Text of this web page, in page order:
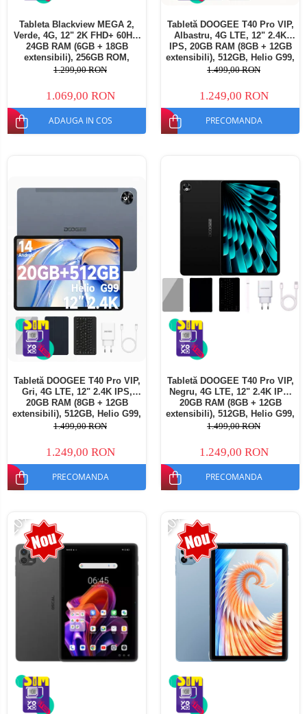
Tableta Blackview MEGA 2,
Verde, 4G, 12" 2K FHD+ 60Hz,
24GB RAM (6GB + 18GB
extensibili), 256GB ROM,
Android 15, Unisoc T615,
Stylus, Face Unlock, Dual SIM
1.299,00 RON
1.069,00 RON
ADAUGA IN COS
Tabletă DOOGEE T40 Pro VIP,
Albastru, 4G LTE, 12" 2.4K
IPS, 20GB RAM (8GB + 12GB
extensibili), 512GB, Helio G99,
10800mAh, 33W, Android 14,
1.499,00 RON
1.249,00 RON
PRECOMANDA
Tabletă DOOGEE T40 Pro VIP,
Gri, 4G LTE, 12" 2.4K IPS,
20GB RAM (8GB + 12GB
extensibili), 512GB, Helio G99,
10800mAh, 33W, Android 14,
1.499,00 RON
1.249,00 RON
PRECOMANDA
Tabletă DOOGEE T40 Pro VIP,
Negru, 4G LTE, 12" 2.4K IPS,
20GB RAM (8GB + 12GB
extensibili), 512GB, Helio G99,
10800mAh, 33W, Android 14,
1.499,00 RON
1.249,00 RON
PRECOMANDA
-20% -20%